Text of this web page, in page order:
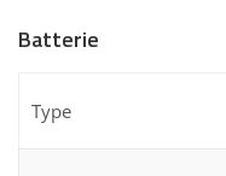
Batterie
Type